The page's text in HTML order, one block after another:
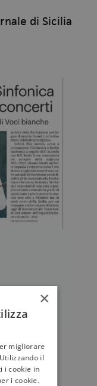
di Sicilia
×
migliorare
il
i cookie in
i cookie.